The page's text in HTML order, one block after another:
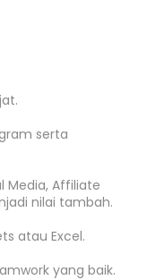
serta
Media, Affiliate
nilai tambah.
atau Excel.
yang baik.